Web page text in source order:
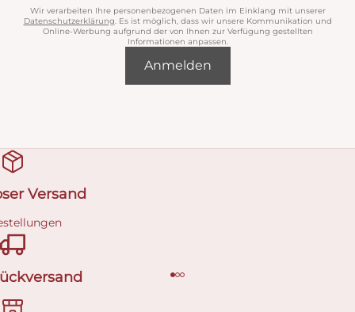
Wir verarbeiten Ihre personenbezogenen Daten im Einklang mit unserer
Datenschutzerklärung . Es ist möglich, dass wir unsere Kommunikation und
Online-Werbung aufgrund der von Ihnen zur Verfügung gestellten
Informationen anpassen.
Anmelden
Versand